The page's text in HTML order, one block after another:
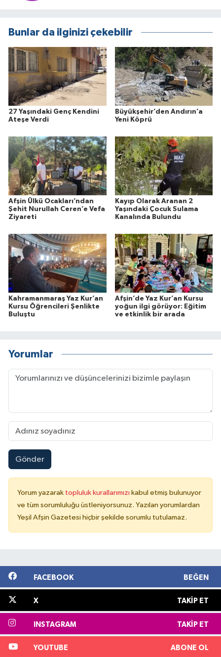
Bunlar da ilginizi çekebilir
27 Yaşındaki Genç Kendini
Ateşe Verdi
Büyükşehir’den Andırın’a
Yeni Köprü
Afşin Ülkü Ocakları’ndan
Şehit Nurullah Ceren’e Vefa
Ziyareti
Kayıp Olarak Aranan 2
Yaşındaki Çocuk Sulama
Kanalında Bulundu
Kahramanmaraş Yaz Kur’an
Kursu Öğrencileri Şenlikte
Buluştu
Afşin’de Yaz Kur’an Kursu
yoğun ilgi görüyor: Eğitim
ve etkinlik bir arada
Yorumlar
Gönder
Yorum yazarak topluluk kurallarımızı kabul etmiş bulunuyor
ve tüm sorumluluğu üstleniyorsunuz. Yazılan yorumlardan
Yeşil Afşin Gazetesi hiçbir şekilde sorumlu tutulamaz.
FACEBOOK BEĞEN
X TAKIP ET
INSTAGRAM TAKIP ET
YOUTUBE ABONE OL